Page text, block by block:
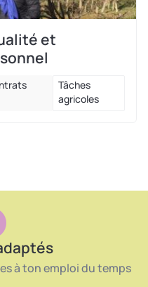
et
Tâches
agricoles
à ton emploi du temps